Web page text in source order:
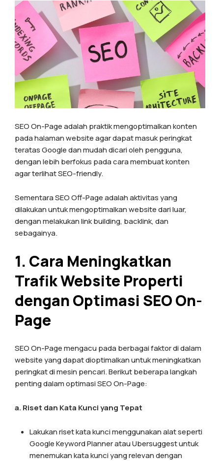
SEO On-Page adalah praktik mengoptimalkan konten
pada halaman website agar dapat masuk peringkat
teratas Google dan mudah dicari oleh pengguna,
dengan lebih berfokus pada cara membuat konten
agar terlihat SEO-friendly.
Sementara SEO Off-Page adalah aktivitas yang
dilakukan untuk mengoptimalkan website dari luar,
dengan melakukan link building, backlink, dan
sebagainya.
1. Cara Meningkatkan
Trafik Website Properti
dengan Optimasi SEO On-
Page
SEO On-Page mengacu pada berbagai faktor di dalam
website yang dapat dioptimalkan untuk meningkatkan
peringkat di mesin pencari. Berikut beberapa langkah
penting dalam optimasi SEO On-Page:
a. Riset dan Kata Kunci yang Tepat
Lakukan riset kata kunci menggunakan alat seperti
Google Keyword Planner atau Ubersuggest untuk
menemukan kata kunci yang relevan dengan